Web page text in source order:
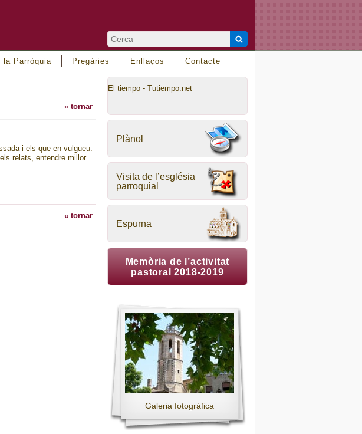
la Parròquia Pregàries Enllaços Contacte
« tornar
i els que en vulgueu.
relats, entendre millor
« tornar
El tiempo - Tutiempo.net
Plànol
Visita de l’església
parroquial
Espurna
Memòria de l’activitat
pastoral 2018-2019
Galeria fotogràfica